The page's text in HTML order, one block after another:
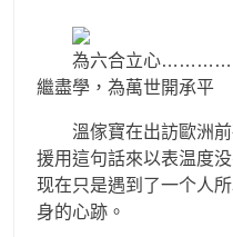
為六合立心…………，
繼盡學，為萬世開承平
溫傢寶在出訪歐洲前
援用這句話來以表温度
现在只是遇到了一个人
身的心跡。